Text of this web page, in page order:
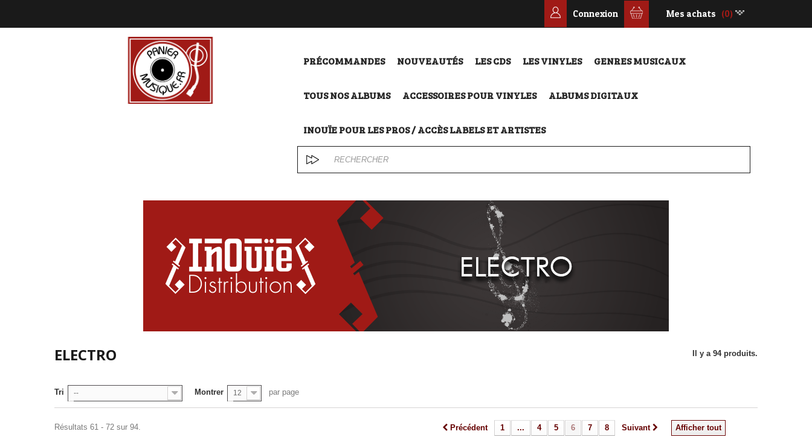
Mes achats (0)
Connexion
PRÉCOMMANDES NOUVEAUTÉS LES CDS LES VINYLES GENRES MUSICAUX
TOUS NOS ALBUMS ACCESSOIRES POUR VINYLES ALBUMS DIGITAUX
INOUÏE POUR LES PROS / ACCÈS LABELS ET ARTISTES
ELECTRO Il y a 94 produits.
Tri -- Montrer 12 par page
Afficher tout
Précédent 1 ... 4 5 6 7 8 Suivant
Résultats 61 - 72 sur 94.